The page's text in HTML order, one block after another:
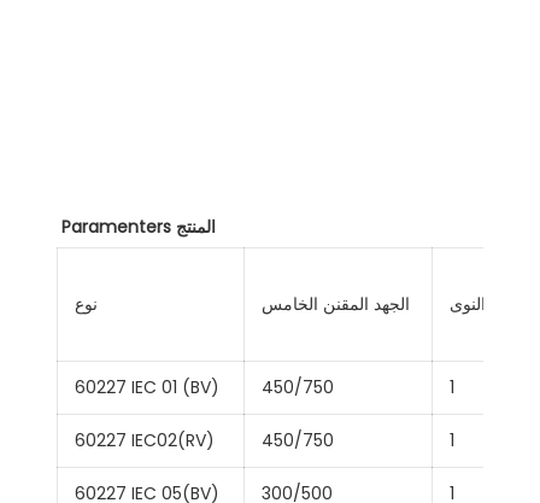
نوع الجهد المقنن الخامس عدد النوى
60227 IEC 01 (BV) 450/750 1
60227 IEC02(RV) 450/750 1
60227 IEC 05(BV) 300/500 1